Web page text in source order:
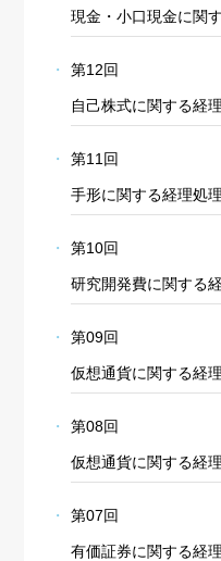
現金・小口現金に関
第12回
自己株式に関する経
第11回
手形に関する経理処
第10回
研究開発費に関する
第09回
仮想通貨に関する経
第08回
仮想通貨に関する経
第07回
有価証券に関する経